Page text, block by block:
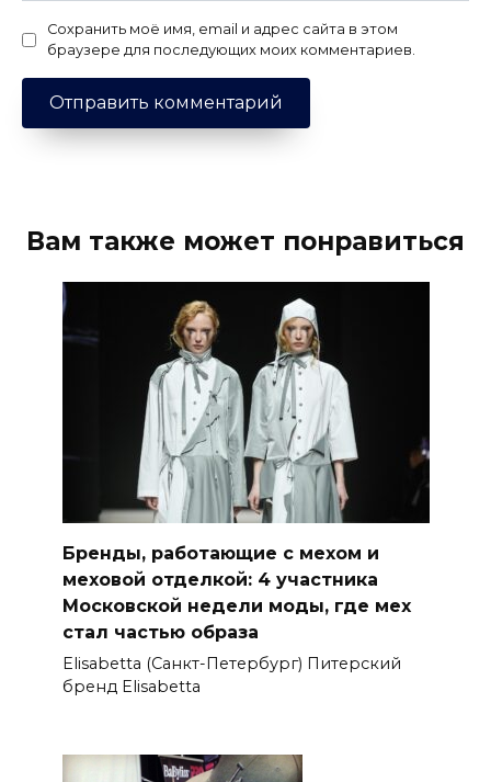
Сохранить моё имя, email и адрес сайта в этом
браузере для последующих моих комментариев.
Вам также может понравиться
Бренды, работающие с мехом и
меховой отделкой: 4 участника
Московской недели моды, где мех
стал частью образа
Elisabetta (Санкт-Петербург) Питерский
бренд Elisabetta